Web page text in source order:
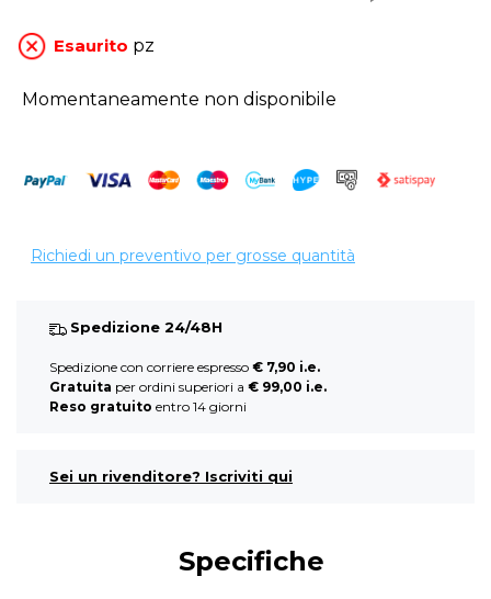
Esaurito pz
Momentaneamente non disponibile
Richiedi un preventivo per grosse quantità
Spedizione 24/48H
Spedizione con corriere espresso € 7,90 i.e.
Gratuita per ordini superiori a € 99,00 i.e.
Reso gratuito entro 14 giorni
Sei un rivenditore? Iscriviti qui
Specifiche